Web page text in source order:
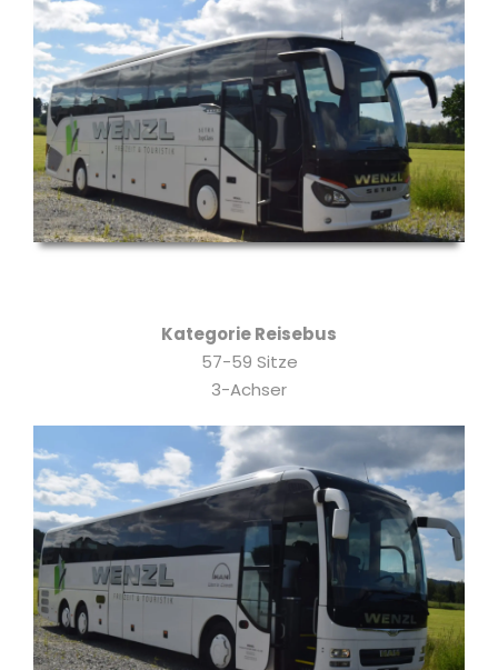
Kategorie Reisebus
57-59 Sitze
3-Achser